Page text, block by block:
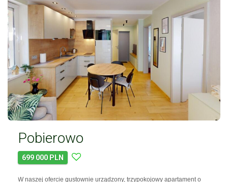
Pobierowo
699 000 PLN
W naszej ofercie gustownie urządzony, trzypokojowy apartament o